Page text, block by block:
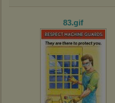
83.gif